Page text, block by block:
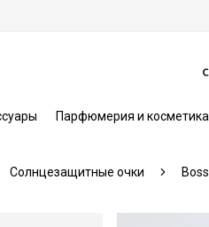
Парфюмерия и косметика
Солнцезащитные очки Boss